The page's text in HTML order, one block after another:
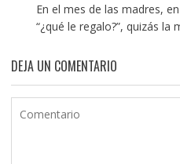
En el mes de las madres,
“¿qué le regalo?”, quizás la
DEJA UN COMENTARIO